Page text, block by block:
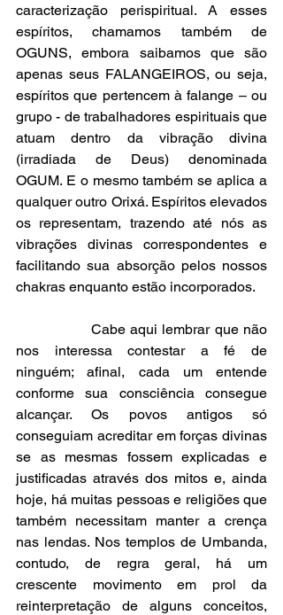
caracterização perispiritual. A esses
espíritos, chamamos também de
OGUNS, embora saibamos que são
apenas seus FALANGEIROS, ou seja,
espíritos que pertencem à falange – ou
grupo - de trabalhadores espirituais que
atuam dentro da vibração divina
(irradiada de Deus) denominada
OGUM. E o mesmo também se aplica a
qualquer outro Orixá. Espíritos elevados
os representam, trazendo até nós as
vibrações divinas correspondentes e
facilitando sua absorção pelos nossos
chakras enquanto estão incorporados.
nos interessa contestar a fé de
ninguém; afinal, cada um entende
conforme sua consciência consegue
alcançar. Os povos antigos só
conseguiam acreditar em forças divinas
se as mesmas fossem explicadas e
justificadas através dos mitos e, ainda
hoje, há muitas pessoas e religiões que
também necessitam manter a crença
nas lendas. Nos templos de Umbanda,
contudo, de regra geral, há um
crescente movimento em prol da
reinterpretação de alguns conceitos,